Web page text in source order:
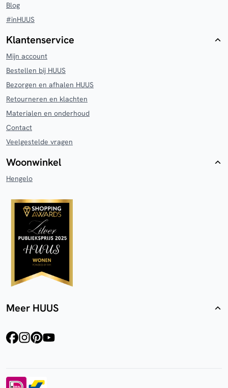
Blog
#inHUUS
Klantenservice
Mijn account
Bestellen bij HUUS
Bezorgen en afhalen HUUS
Retourneren en klachten
Materialen en onderhoud
Contact
Veelgestelde vragen
Woonwinkel
Hengelo
Meer HUUS
facebookinstagram
pinterest
youtube